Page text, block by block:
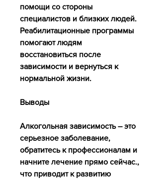
помощи со стороны
специалистов и близких людей.
Реабилитационные программы
помогают людям
восстановиться после
зависимости и вернуться к
нормальной жизни.
Выводы
Алкогольная зависимость – это
серьезное заболевание,
обратитесь к профессионалам и
начните лечение прямо сейчас.,
что приводит к развитию